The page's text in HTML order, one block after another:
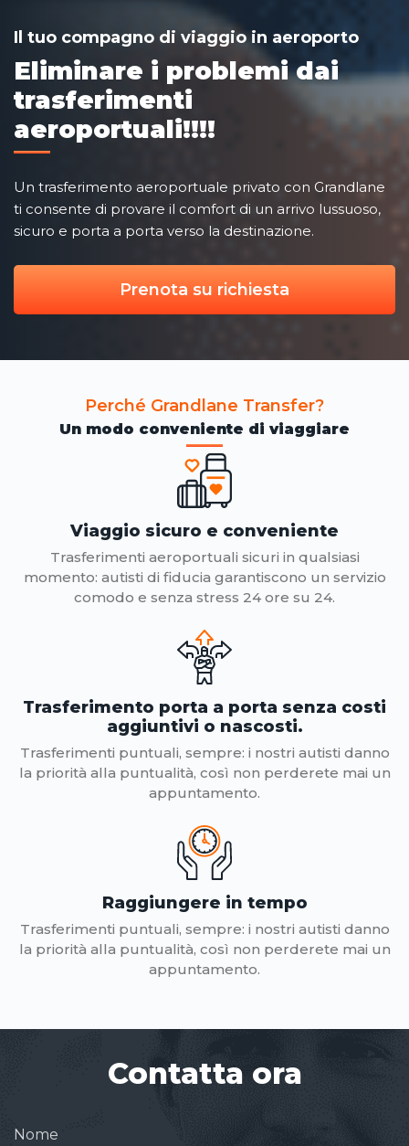
Il tuo compagno di viaggio in aeroporto
Eliminare i problemi dai
trasferimenti
aeroportuali!!!!
Un trasferimento aeroportuale privato con Grandlane
ti consente di provare il comfort di un arrivo lussuoso,
sicuro e porta a porta verso la destinazione.
Prenota su richiesta
Perché Grandlane Transfer?
Un modo conveniente di viaggiare
Viaggio sicuro e conveniente
Trasferimenti aeroportuali sicuri in qualsiasi
momento: autisti di fiducia garantiscono un servizio
comodo e senza stress 24 ore su 24.
Trasferimento porta a porta senza costi
aggiuntivi o nascosti.
Trasferimenti puntuali, sempre: i nostri autisti danno
la priorità alla puntualità, così non perderete mai un
appuntamento.
Raggiungere in tempo
Trasferimenti puntuali, sempre: i nostri autisti danno
la priorità alla puntualità, così non perderete mai un
appuntamento.
Contatta ora
Nome